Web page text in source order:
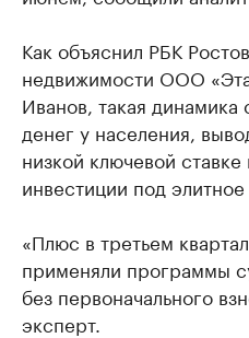
Как объяснил РБК
недвижимости ООО
Иванов, такая
денег у населения,
низкой ключевой
инвестиции под элитное
«Плюс в третьем
применяли программы
без первоначального
эксперт.